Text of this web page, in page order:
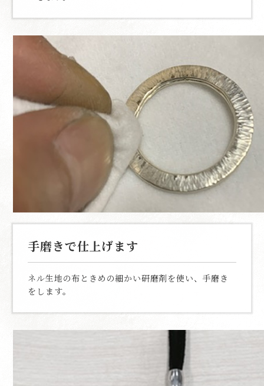
手磨きで仕上げます
ネル生地の布ときめの細かい研磨剤を使い、手磨き
をします。